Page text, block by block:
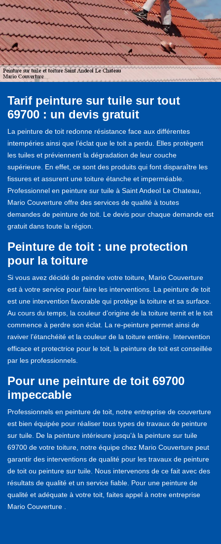
Tarif peinture sur tuile sur tout
69700 : un devis gratuit
La peinture de toit redonne résistance face aux différentes
intempéries ainsi que l’éclat que le toit a perdu. Elles protègent
les tuiles et préviennent la dégradation de leur couche
supérieure. En effet, ce sont des produits qui font disparaître les
fissures et assurent une toiture étanche et imperméable.
Professionnel en peinture sur tuile à Saint Andeol Le Chateau,
Mario Couverture offre des services de qualité à toutes
demandes de peinture de toit. Le devis pour chaque demande est
gratuit dans toute la région.
Peinture de toit : une protection
pour la toiture
Si vous avez décidé de peindre votre toiture, Mario Couverture
est à votre service pour faire les interventions. La peinture de toit
est une intervention favorable qui protège la toiture et sa surface.
Au cours du temps, la couleur d’origine de la toiture ternit et le toit
commence à perdre son éclat. La re-peinture permet ainsi de
raviver l’étanchéité et la couleur de la toiture entière. Intervention
efficace et protectrice pour le toit, la peinture de toit est conseillée
par les professionnels.
Pour une peinture de toit 69700
impeccable
Professionnels en peinture de toit, notre entreprise de couverture
est bien équipée pour réaliser tous types de travaux de peinture
sur tuile. De la peinture intérieure jusqu’à la peinture sur tuile
69700 de votre toiture, notre équipe chez Mario Couverture peut
garantir des interventions de qualité pour les travaux de peinture
de toit ou peinture sur tuile. Nous intervenons de ce fait avec des
résultats de qualité et un service fiable. Pour une peinture de
qualité et adéquate à votre toit, faites appel à notre entreprise
Mario Couverture .